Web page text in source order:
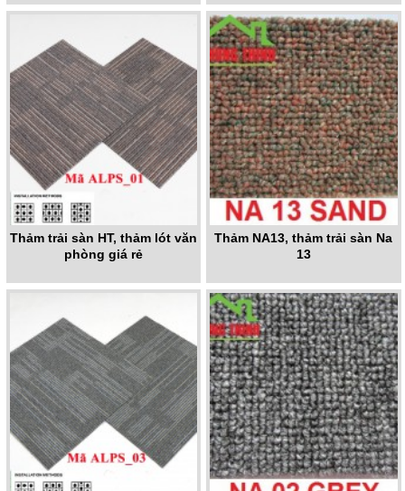
Thảm trải sàn HT, thảm lót văn
phòng giá rẻ
Thảm NA13, thảm trải sàn Na
13